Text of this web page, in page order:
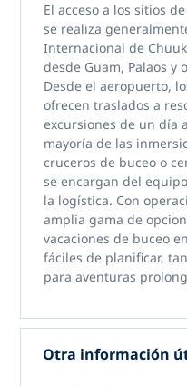
El accesoa los sitios
se realiza
Internacional de Chuuk
desde Guam, Palaos y
Desde el aeropuerto,
ofrecen traslados a
excursiones de un día
mayoría de las
cruceros de buceo o
se encargan del
la logística. Con
amplia gama de
vacaciones de buceo
fáciles de planificar,
para aventuras
Otra información